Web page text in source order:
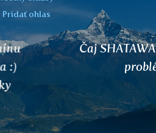
Pridať ohlas
mi pomohol zbaviť sa
s myómom.